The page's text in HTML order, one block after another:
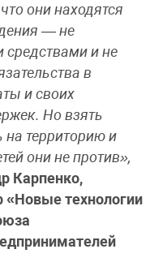
они находятся
— не
и не
в
и своих
Но взять
на территорию и
они не против»,
Карпенко,
«Новые технологии